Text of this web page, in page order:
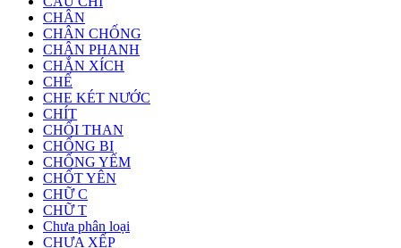
CHÂN
CHÂN CHỐNG
CHÂN PHANH
CHẮN XÍCH
CHẾ
CHE KÉT NƯỚC
CHÍT
CHỔI THAN
CHỐNG BI
CHỐNG YẾM
CHỐT YÊN
CHỮ C
CHỮ T
Chưa phân loại
CHƯA XẾP